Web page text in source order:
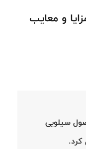
و معایب
سیلویی
کرد.